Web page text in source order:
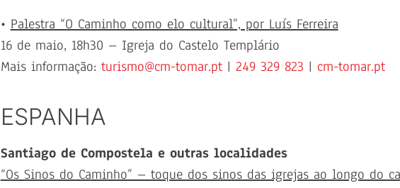
• Palestra “O Caminho como elo cultural”, por Luís Ferreira
16 de maio, 18h30 – Igreja do Castelo Templário
Mais informação: turismo@cm-tomar.pt| 249 329 823 | cm-tomar.pt
ESPANHA
Santiago de Compostela e outras localidades
“Os Sinos do Caminho” – toque dos sinos das igrejas ao longo do